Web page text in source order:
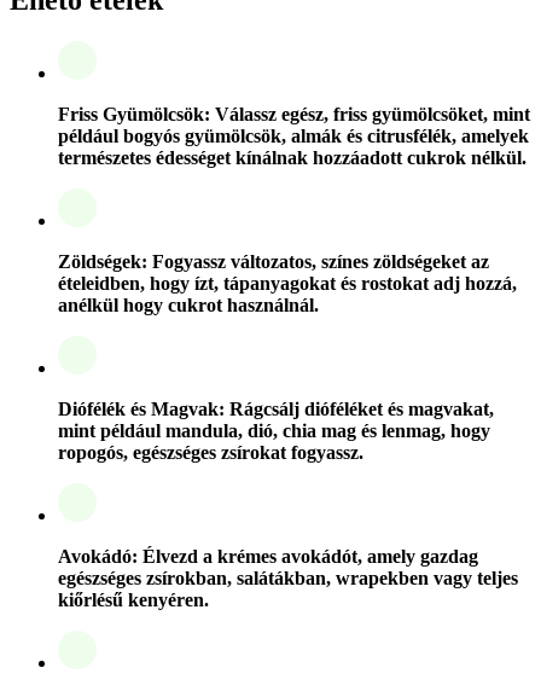
Friss Gyümölcsök: Válassz egész, friss gyümölcsöket, mint
például bogyós gyümölcsök, almák és citrusfélék, amelyek
természetes édességet kínálnak hozzáadott cukrok nélkül.
Zöldségek: Fogyassz változatos, színes zöldségeket az
ételeidben, hogy ízt, tápanyagokat és rostokat adj hozzá,
anélkül hogy cukrot használnál.
Diófélék és Magvak: Rágcsálj dióféléket és magvakat,
mint például mandula, dió, chia mag és lenmag, hogy
ropogós, egészséges zsírokat fogyassz.
Avokádó: Élvezd a krémes avokádót, amely gazdag
egészséges zsírokban, salátákban, wrapekben vagy teljes
kiőrlésű kenyéren.